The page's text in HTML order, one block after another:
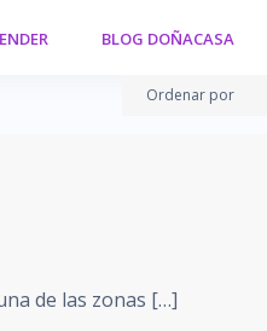
BLOG DOÑACASA
Ordenar por
de las zonas […]